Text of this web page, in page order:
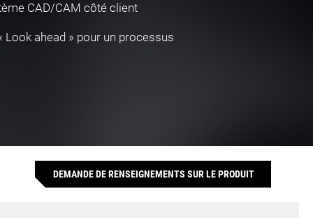
CAD/CAM côté client
Look ahead » pour un processus
DEMANDE DE RENSEIGNEMENTS SUR LE PRODUIT